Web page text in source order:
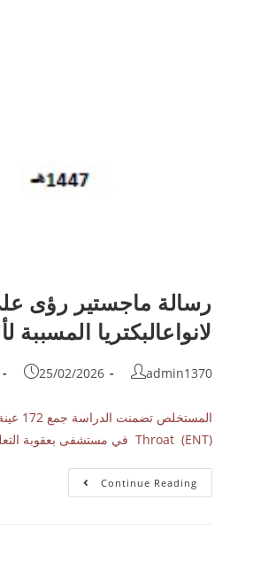
رسالة ماجستير رؤى
لانواعالبكتريا
admin1370
25/02/2026
Throat (ENT) في مستشفى بعقوبة التعليمي ومستشفى جلولاء العام في محافظة…
Continue Reading